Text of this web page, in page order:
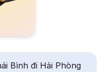
Bình đi Hải Phòng